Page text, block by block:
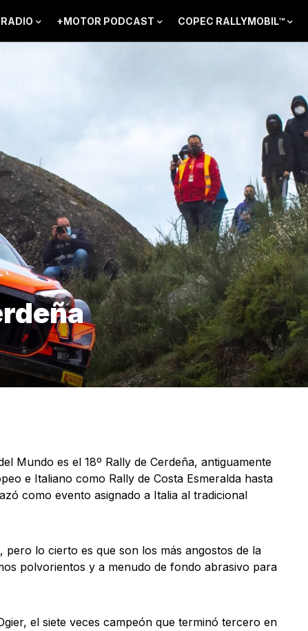
+MOTOR PODCAST COPEC RALLYMOBIL™
Mundo es el 18º Rally de Cerdeña, antiguamente
e Italiano como Rally de Costa Esmeralda hasta
como evento asignado a Italia al tradicional
pero lo cierto es que son los más angostos de la
polvorientos y a menudo de fondo abrasivo para
el siete veces campeón que terminó tercero en